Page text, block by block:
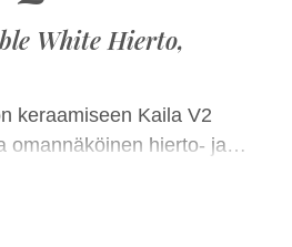
White Hierto,
keraamiseen Kaila V2
omannäköinen hierto- ja
lukuisissa
tilaan kuin tilaan ja